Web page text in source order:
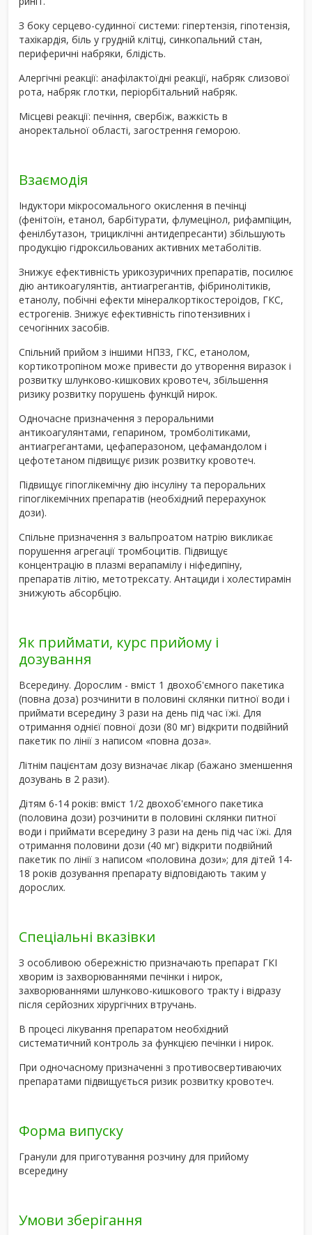
З боку серцево-судинної системи: гіпертензія, гіпотензія,
тахікардія, біль у грудній клітці, синкопальний стан,
периферичні набряки, блідість.
Алергічні реакції: анафілактоїдні реакції, набряк слизової
рота, набряк глотки, періорбітальний набряк.
Місцеві реакції: печіння, свербіж, важкість в
аноректальної області, загострення геморою.
Взаємодія
Індуктори мікросомального окислення в печінці
(фенітоїн, етанол, барбітурати, флумецінол, рифампіцин,
фенілбутазон, трициклічні антидепресанти) збільшують
продукцію гідроксильованих активних метаболітів.
Знижує ефективність урикозуричних препаратів, посилює
дію антикоагулянтів, антиагрегантів, фібринолітиків,
етанолу, побічні ефекти мінералкортікостероідов, ГКС,
естрогенів. Знижує ефективність гіпотензивних і
сечогінних засобів.
Спільний прийом з іншими НПЗЗ, ГКС, етанолом,
кортикотропіном може привести до утворення виразок і
розвитку шлунково-кишкових кровотеч, збільшення
ризику розвитку порушень функцій нирок.
Одночасне призначення з пероральними
антикоагулянтами, гепарином, тромболітиками,
антиагрегантами, цефаперазоном, цефамандолом і
цефотетаном підвищує ризик розвитку кровотеч.
Підвищує гіпоглікемічну дію інсуліну та пероральних
гіпоглікемічних препаратів (необхідний перерахунок
дози).
Спільне призначення з вальпроатом натрію викликає
порушення агрегації тромбоцитів. Підвищує
концентрацію в плазмі верапамілу і ніфедипіну,
препаратів літію, метотрексату. Антациди і холестирамін
знижують абсорбцію.
Як приймати, курс прийому і
дозування
Всередину. Дорослим - вміст 1 двохоб'ємного пакетика
(повна доза) розчинити в половині склянки питної води і
приймати всередину 3 рази на день під час їжі. Для
отримання однієї повної дози (80 мг) відкрити подвійний
пакетик по лінії з написом «повна доза».
Літнім пацієнтам дозу визначає лікар (бажано зменшення
дозувань в 2 рази).
Дітям 6-14 років: вміст 1/2 двохоб'ємного пакетика
(половина дози) розчинити в половині склянки питної
води і приймати всередину 3 рази на день під час їжі. Для
отримання половини дози (40 мг) відкрити подвійний
пакетик по лінії з написом «половина дози»; для дітей 14-
18 років дозування препарату відповідають таким у
дорослих.
Спеціальні вказівки
З особливою обережністю призначають препарат ГКІ
хворим із захворюваннями печінки і нирок,
захворюваннями шлунково-кишкового тракту і відразу
після серйозних хірургічних втручань.
В процесі лікування препаратом необхідний
систематичний контроль за функцією печінки і нирок.
При одночасному призначенні з противосвертиваючих
препаратами підвищується ризик розвитку кровотеч.
Форма випуску
Гранули для приготування розчину для прийому
всередину
Умови зберігання